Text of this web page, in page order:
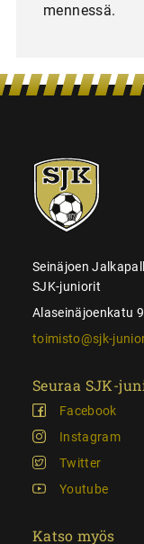
mennessä.
SJK-
juniorit
Seinäjoen
SJK-juniorit
Alaseinäjoenkatu
toimisto@sjk-
Seuraa SJK-
Facebook
Instagram
Twitter
Youtube
Katso myös